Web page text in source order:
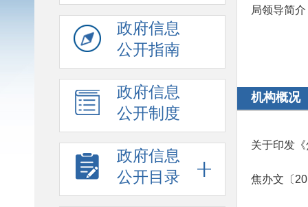
政府信息
公开指南
政府信息
公开制度
政府信息
公开目录
局领导简介
机构概况
焦办文〔